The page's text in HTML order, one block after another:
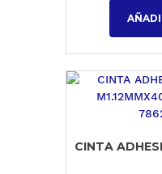
CINTA